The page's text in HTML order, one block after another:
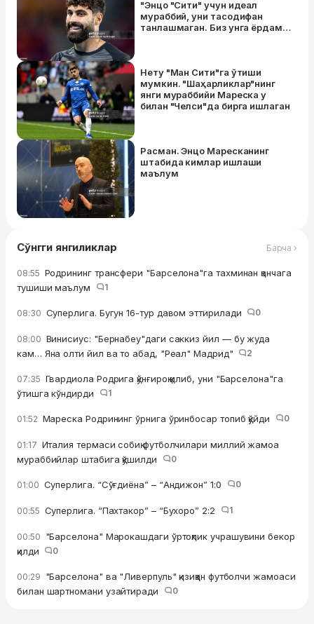
"Энцо "Сити" учун идеал
мураббий, уни тасодифан
танлашмаган. Биз унга ёрдам
Нету "Ман Сити"га ўтиши
мумкин. "Шаҳарликлар"нинг
янги мураббийи Мареска у
билан "Челси"да бирга ишлаган
Расман. Энцо Маресканинг
штабида кимлар ишлаши
маълум
Сўнгги янгиликлар Барча ›
08:55 Родрининг трансфери "Барселона"га тахминан қанчага
тушиши маълум
1
08:30 Суперлига. Бугун 16-тур давом эттирилади 0
08:00 Винисиус: "Бернабеу"даги саккиз йил — бу жуда
кам… Яна олти йил ва то абад, "Реал" Мадрид"
2
07:35 Гвардиола Родрига қўнғироқ қилиб, уни "Барселона"га
ўтишга кўндирди
1
01:52 Мареска Родрининг ўрнига ўринбосар топиб қўйди 0
01:17 Италия термаси собиқ футболчилари миллий жамоа
мураббийлар штабига қўшилди
0
01:00 Суперлига. “Сўғдиёна” – “Андижон” 1:0 0
00:55 Суперлига. “Пахтакор” – “Бухоро” 2:2 1
00:50 "Барселона" Марокашдаги ўртоқлик учрашувини бекор
қилди
0
00:29 "Барселона" ва "Ливерпуль" қизиққан футболчи жамоаси
билан шартномани узайтиради
0